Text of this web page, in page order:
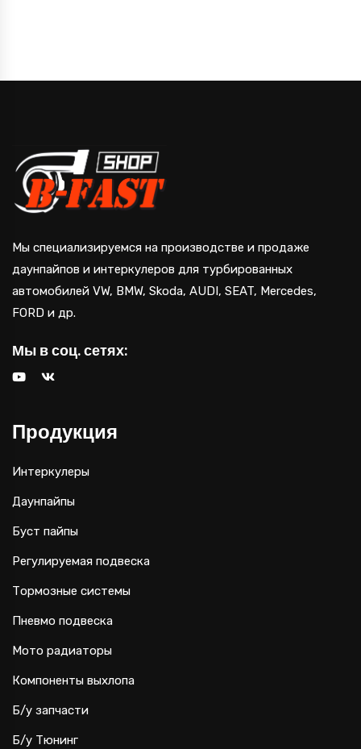
Мы специализируемся на производстве и продаже
даунпайпов и интеркулеров для турбированных
автомобилей VW, BMW, Skoda, AUDI, SEAT, Mercedes,
FORD и др.
Мы в соц. сетях:
Продукция
Интеркулеры
Даунпайпы
Буст пайпы
Регулируемая подвеска
Тормозные системы
Пневмо подвеска
Мото радиаторы
Компоненты выхлопа
Б/у запчасти
Б/у Тюнинг